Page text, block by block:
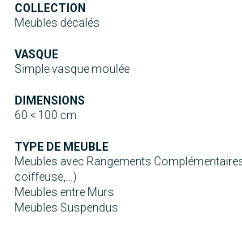
COLLECTION
Meubles décalés
VASQUE
Simple vasque moulée
DIMENSIONS
60 < 100 cm
TYPE DE MEUBLE
Meubles avec Rangements
coiffeuse,...)
Meubles entre Murs
Meubles Suspendus